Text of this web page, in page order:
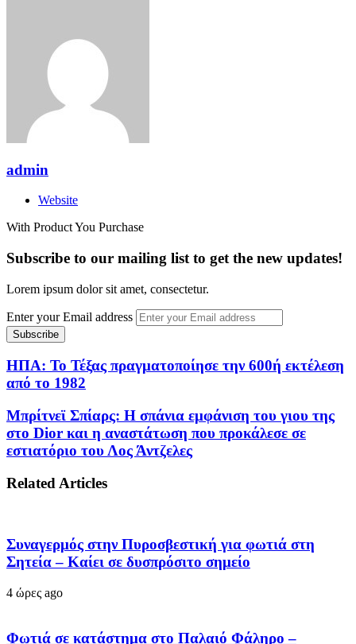
admin
Website
With Product You Purchase
Subscribe to our mailing list to get the new updates!
Lorem ipsum dolor sit amet, consectetur.
Enter your Email address
ΗΠΑ: Το Τέξας πραγματοποίησε την 600ή εκτέλεση
από το 1982
Μπρίτνεϊ Σπίαρς: Η σπάνια εμφάνιση του γιου της
στο Dior και η αναστάτωση που προκάλεσε σε
εστιατόριο του Λος Άντζελες
Related Articles
Συναγερμός στην Πυροσβεστική για φωτιά στη
Σητεία – Καίει σε δυσπρόσιτο σημείο
4 ώρες ago
Φωτιά σε κατάστημα στο Παλαιό Φάληρο –